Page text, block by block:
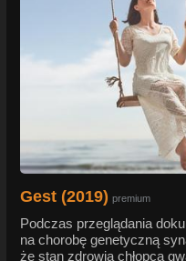
Gest (2019) premium
Podczas przeglądania
na chorobę genetyczną
że stan zdrowia chłopca